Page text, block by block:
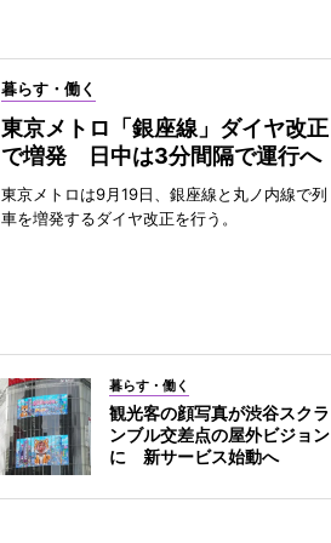
暮らす・働く
東京メトロ「銀座線」ダイヤ改正
で増発 日中は3分間隔で運行へ
東京メトロは9月19日、銀座線と丸ノ内線で列
車を増発するダイヤ改正を行う。
暮らす・働く
観光客の顔写真が渋谷スクラ
ンブル交差点の屋外ビジョン
に 新サービス始動へ